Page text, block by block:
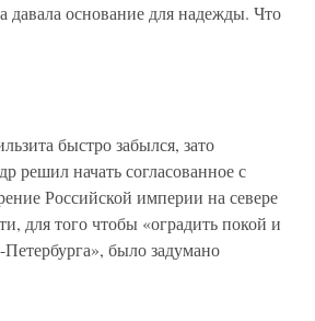
давала основание для надежды. Что
быстро забылся, зато
решил начать согласованное с
Российской империи на севере
для того чтобы «оградить покой и
Петербурга», было задумано